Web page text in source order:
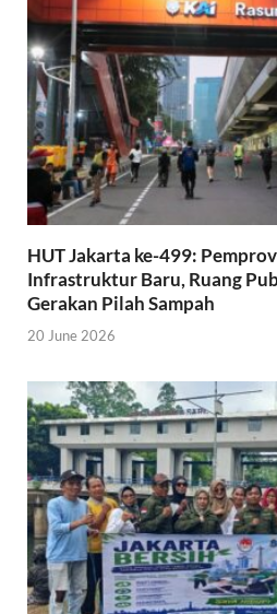
HUT Jakarta ke-499:
Infrastruktur Baru, Ruang
Gerakan Pilah Sampah
20 June 2026